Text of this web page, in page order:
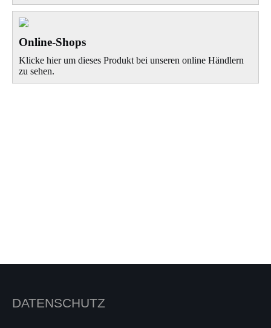
Online-Shops
Klicke hier um dieses Produkt bei unseren online Händlern
zu sehen.
DATENSCHUTZ